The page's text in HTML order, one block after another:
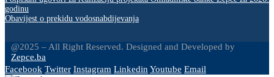
godinu
Obavijest o prekidu vodosnabdijevanja
@2025 – All Right Reserved. Designed and Developed by
Zepce.ba
Facebook Twitter Instagram LinkedinYoutube Email